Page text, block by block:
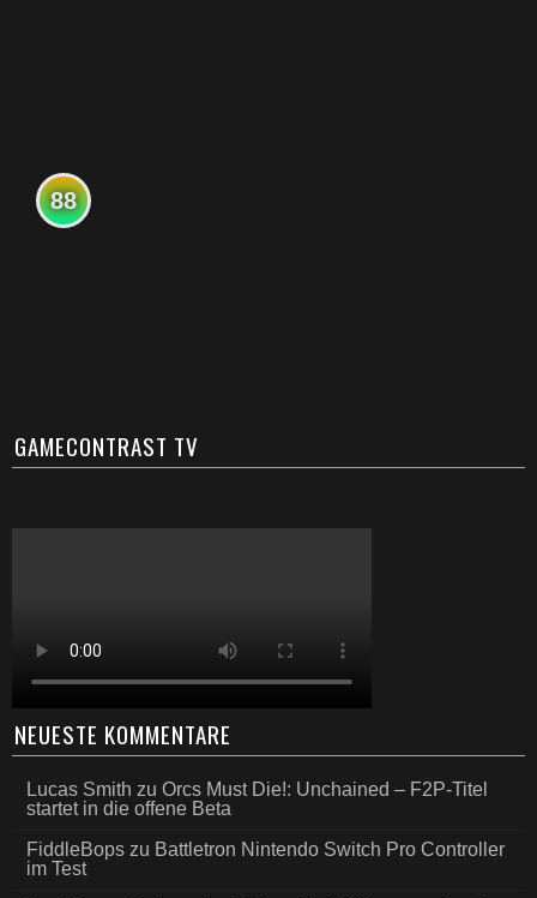
88
GAMECONTRAST TV
NEUESTE KOMMENTARE
Lucas Smith zu Orcs Must Die!: Unchained – F2P-Titel
startet in die offene Beta
FiddleBops zu Battletron Nintendo Switch Pro Controller
im Test